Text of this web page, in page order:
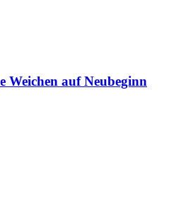
Weichen auf Neubeginn